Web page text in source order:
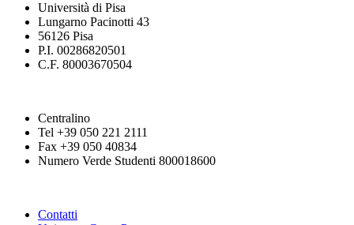
Università di Pisa
Lungarno Pacinotti 43
56126 Pisa
P.I. 00286820501
C.F. 80003670504
Centralino
Tel +39 050 221 2111
Fax +39 050 40834
Numero Verde Studenti 800018600
Contatti